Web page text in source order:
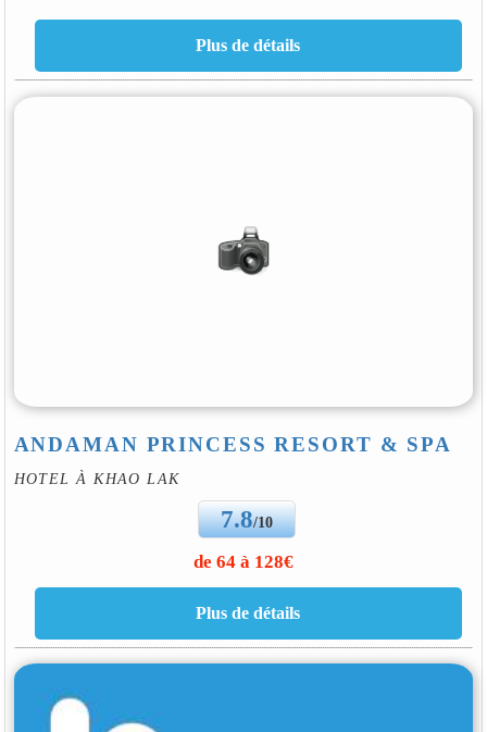
ANDAMAN PRINCESS RESORT & SPA
HOTEL À KHAO LAK
7.8/10
de 64 à 128€